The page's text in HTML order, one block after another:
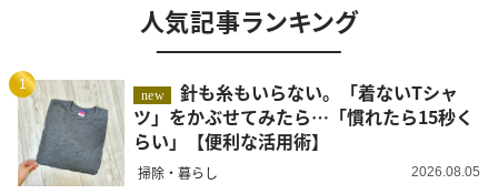
人気記事ランキング
1
new
針も糸もいらない。「着ないTシャ
ツ」をかぶせてみたら…「慣れたら15秒く
らい」【便利な活用術】
掃除・暮らし 2026.08.05